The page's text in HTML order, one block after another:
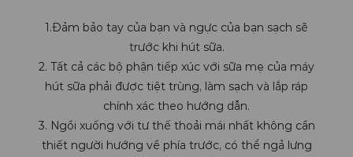
1.Đảm bảo tay của bạn và ngực của bạn sạch sẽ
trước khi hút sữa.
2. Tất cả các bộ phận tiếp xúc với sữa mẹ của máy
hút sữa phải được tiệt trùng, làm sạch và lắp ráp
chính xác theo hướng dẫn.
3. Ngồi xuống với tư thế thoải mái nhất không cần
thiết người hướng về phía trước, có thể ngả lưng